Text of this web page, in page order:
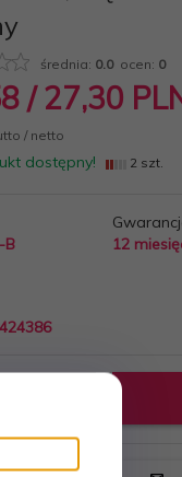
średnia: 0.0ocen: 0
/ 27,30
/ netto
dostępny! 2 szt.
B
12